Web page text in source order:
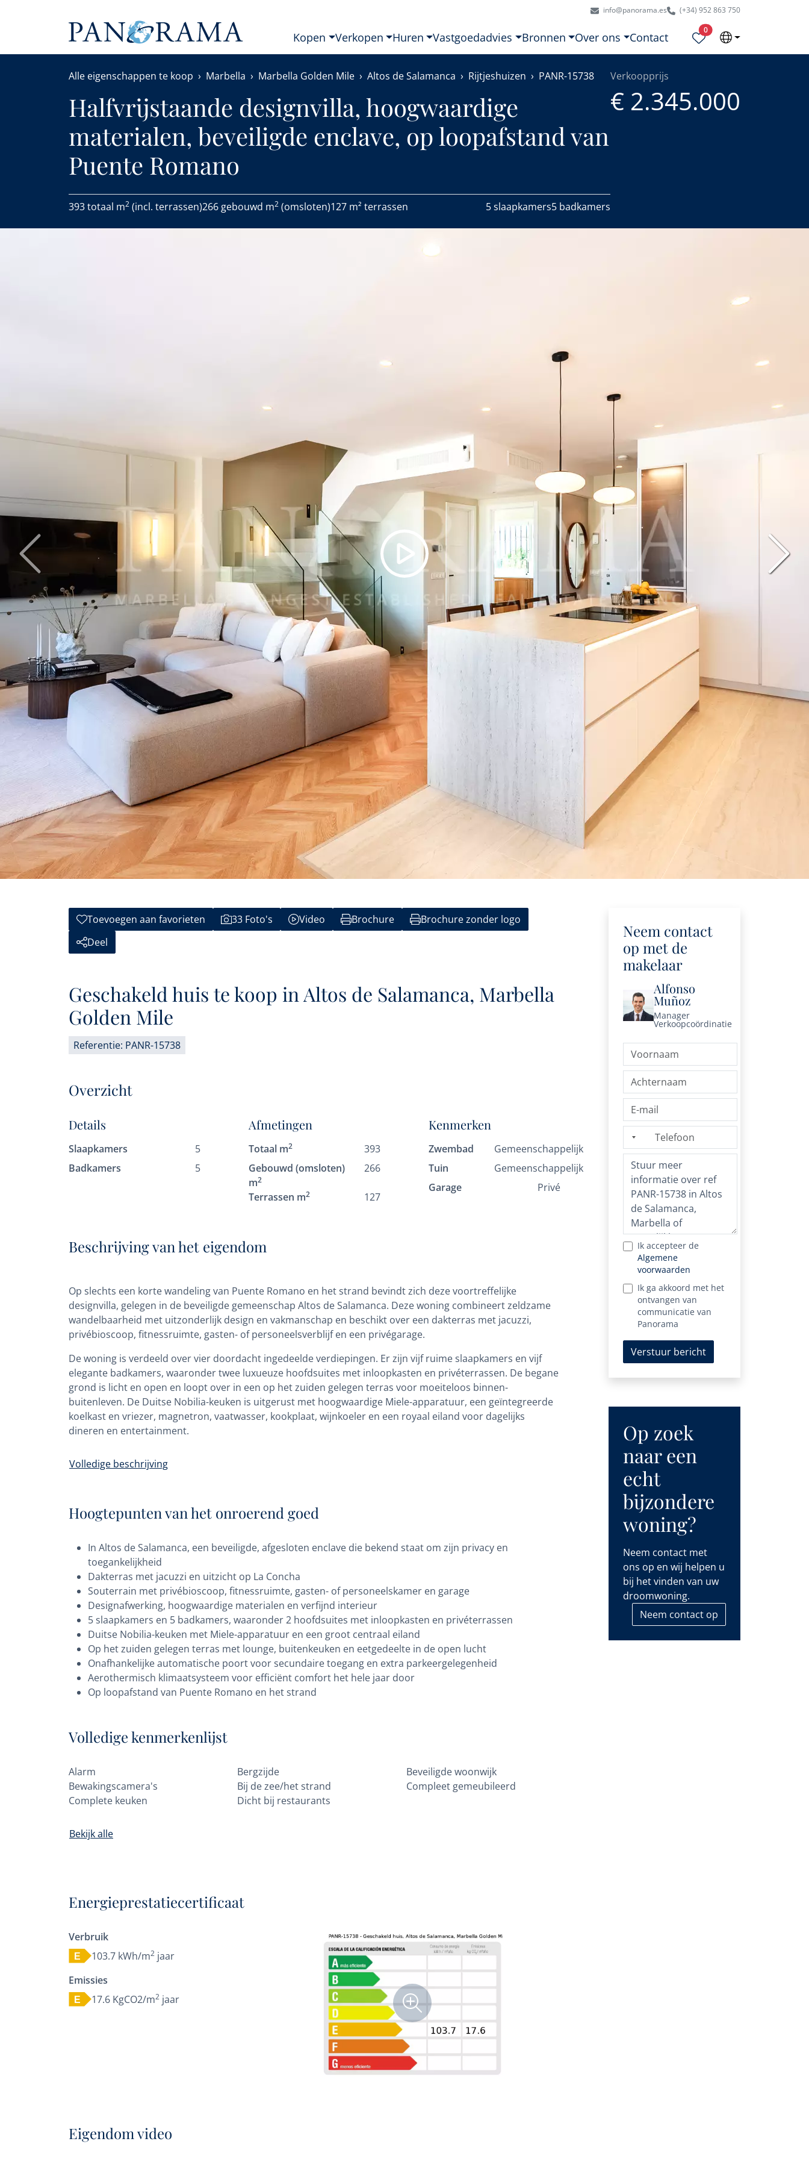
info@panorama.es (+34) 952 863 750
Kopen Verkopen Huren Vastgoedadvies Bronnen Over ons Contact
0Geselecteerde eigendommen
Alle eigenschappen te koop Marbella Marbella Golden Mile Altos de Salamanca Rijtjeshuizen PANR-15738
Halfvrijstaande designvilla, hoogwaardige
materialen, beveiligde enclave, op loopafstand van
Puente Romano
393 totaal m2 (incl. terrassen)266 gebouwd m2 (omsloten)127 m² terrassen 5 slaapkamers5 badkamers
Verkoopprijs
€ 2.345.000
Toevoegen aan favorieten 33 Foto's Video Brochure
Brochure zonder logo
Deel
Geschakeld huis te koop in Altos de Salamanca, Marbella
Golden Mile
Referentie: PANR-15738
Overzicht
Details
Slaapkamers
5
Badkamers
5
Afmetingen
Totaal m2
393
Gebouwd (omsloten)
m2
266
Terrassen m2 127
Kenmerken
Zwembad
Gemeenschappelijk
Tuin
Gemeenschappelijk
Garage
Privé
Beschrijving van het eigendom
Op slechts een korte wandeling van Puente Romano en het strand bevindt zich deze voortreffelijke
designvilla, gelegen in de beveiligde gemeenschap Altos de Salamanca. Deze woning combineert zeldzame
wandelbaarheid met uitzonderlijk design en vakmanschap en beschikt over een dakterras met jacuzzi,
privébioscoop, fitnessruimte, gasten- of personeelsverblijf en een privégarage.
De woning is verdeeld over vier doordacht ingedeelde verdiepingen. Er zijn vijf ruime slaapkamers en vijf
elegante badkamers, waaronder twee luxueuze hoofdsuites met inloopkasten en privéterrassen. De begane
grond is licht en open en loopt over in een op het zuiden gelegen terras voor moeiteloos binnen-
buitenleven. De Duitse Nobilia-keuken is uitgerust met hoogwaardige Miele-apparatuur, een geïntegreerde
koelkast en vriezer, magnetron, vaatwasser, kookplaat, wijnkoeler en een royaal eiland voor dagelijks
dineren en entertainment.
Volledige beschrijving
Hoogtepunten van het onroerend goed
In Altos de Salamanca, een beveiligde, afgesloten enclave die bekend staat om zijn privacy en
toegankelijkheid
Dakterras met jacuzzi en uitzicht op La Concha
Souterrain met privébioscoop, fitnessruimte, gasten- of personeelskamer en garage
Designafwerking, hoogwaardige materialen en verfijnd interieur
5 slaapkamers en 5 badkamers, waaronder 2 hoofdsuites met inloopkasten en privéterrassen
Duitse Nobilia-keuken met Miele-apparatuur en een groot centraal eiland
Op het zuiden gelegen terras met lounge, buitenkeuken en eetgedeelte in de open lucht
Onafhankelijke automatische poort voor secundaire toegang en extra parkeergelegenheid
Aerothermisch klimaatsysteem voor efficiënt comfort het hele jaar door
Op loopafstand van Puente Romano en het strand
Volledige kenmerkenlijst
Alarm Bergzijde
Beveiligde woonwijk
Bewakingscamera's
Bij de zee/het strand
Compleet gemeubileerd
Complete keuken
Dicht bij restaurants
Bekijk alle
Energieprestatiecertificaat
Verbruik
E 103.7 kWh/m2 jaar
Emissies
E 17.6 KgCO2/m2 jaar
Eigendom video
Neem contact
op met de
makelaar
Alfonso
Muñoz
Manager
Verkoopcoördinatie
Ik accepteer de
Algemene
voorwaarden
Ik ga akkoord met het
ontvangen van
communicatie van
Panorama
Verstuur bericht
Op zoek
naar een
echt
bijzondere
woning?
Neem contact met
ons op en wij helpen u
bij het vinden van uw
droomwoning.
Neem contact op